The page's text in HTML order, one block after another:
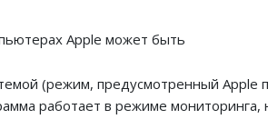
Apple может быть
(режим, предусмотренный Apple
работает в режиме